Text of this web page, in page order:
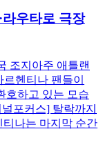
우타로 극장
조지아주 애틀랜
헨티나 팬들이
호하고 있는 모습
포커스] 탈락까지
티나는 마지막 순간